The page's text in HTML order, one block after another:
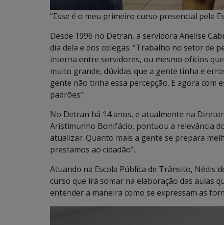
“Esse é o meu primeiro curso presencial pela
Desde 1996 no Detran, a servidora Anelise
dia dela e dos colegas. “Trabalho no setor de
interna entre servidores, ou mesmo ofícios
muito grande, dúvidas que a gente tinha e
gente não tinha essa percepção. E agora
padrões”.
No Detran há 14 anos, e atualmente na
Aristimunho Bonifácio, pontuou a relevância
atualizar. Quanto mais a gente se prepara
prestamos ao cidadão”.
Atuando na Escola Pública de Trânsito, Nédis
curso que irá somar na elaboração das aulas
entender a maneira como se expressam as